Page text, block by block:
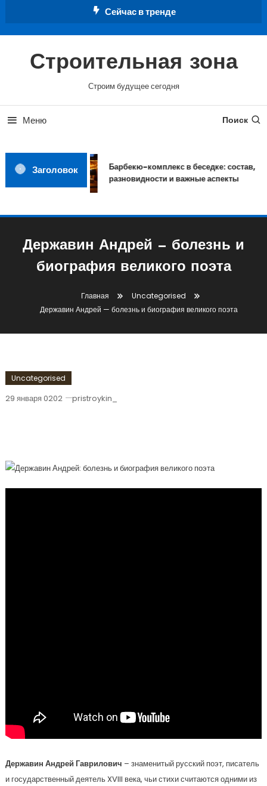
Сейчас в тренде
Строительная зона
Строим будущее сегодня
Меню Поиск
Заголовок
Барбекю-комплекс в беседке: состав,
разновидности и важные аспекты
Державин Андрей — болезнь и
биография великого поэта
Главная
Uncategorised
Державин Андрей — болезнь и биография великого поэта
Uncategorised
29 января 0202 pristroykin_
Державин Андрей Гаврилович – знаменитый русский поэт, писатель
и государственный деятель XVIII века, чьи стихи считаются одними из